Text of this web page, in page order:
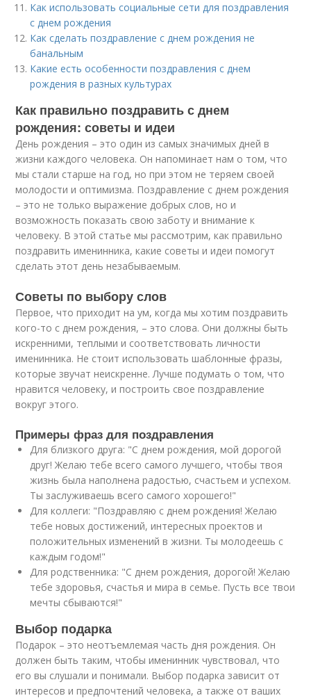
Как использовать социальные сети для поздравления
с днем рождения
Как сделать поздравление с днем рождения не
банальным
Какие есть особенности поздравления с днем
рождения в разных культурах
Как правильно поздравить с днем
рождения: советы и идеи
День рождения – это один из самых значимых дней в
жизни каждого человека. Он напоминает нам о том, что
мы стали старше на год, но при этом не теряем своей
молодости и оптимизма. Поздравление с днем рождения
– это не только выражение добрых слов, но и
возможность показать свою заботу и внимание к
человеку. В этой статье мы рассмотрим, как правильно
поздравить именинника, какие советы и идеи помогут
сделать этот день незабываемым.
Советы по выбору слов
Первое, что приходит на ум, когда мы хотим поздравить
кого-то с днем рождения, – это слова. Они должны быть
искренними, теплыми и соответствовать личности
именинника. Не стоит использовать шаблонные фразы,
которые звучат неискренне. Лучше подумать о том, что
нравится человеку, и построить свое поздравление
вокруг этого.
Примеры фраз для поздравления
Для близкого друга: "С днем рождения, мой дорогой
друг! Желаю тебе всего самого лучшего, чтобы твоя
жизнь была наполнена радостью, счастьем и успехом.
Ты заслуживаешь всего самого хорошего!"
Для коллеги: "Поздравляю с днем рождения! Желаю
тебе новых достижений, интересных проектов и
положительных изменений в жизни. Ты молодеешь с
каждым годом!"
Для родственника: "С днем рождения, дорогой! Желаю
тебе здоровья, счастья и мира в семье. Пусть все твои
мечты сбываются!"
Выбор подарка
Подарок – это неотъемлемая часть дня рождения. Он
должен быть таким, чтобы именинник чувствовал, что
его вы слушали и понимали. Выбор подарка зависит от
интересов и предпочтений человека, а также от ваших